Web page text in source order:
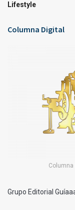
Lifestyle
Columna Digital
Columna
Grupo Editorial